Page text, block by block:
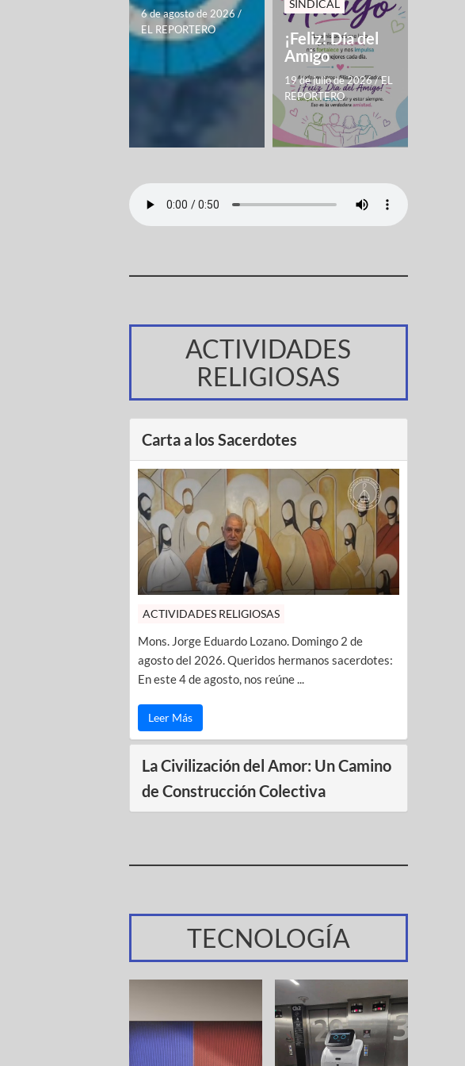
6 de agosto de 2026/
EL REPORTERO
SINDICAL
¡Feliz! Día del
Amigo
19 de julio de 2026/EL
REPORTERO
ACTIVIDADES
RELIGIOSAS
Carta a los Sacerdotes
ACTIVIDADES RELIGIOSAS
Mons. Jorge Eduardo Lozano. Domingo 2 de
agosto del 2026. Queridos hermanos sacerdotes:
En este 4 de agosto, nos reúne ...
Leer Más
La Civilización del Amor: Un Camino
de Construcción Colectiva
TECNOLOGÍA